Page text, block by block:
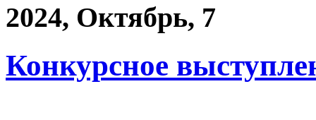
2024, Октябрь, 7
Конкурсное